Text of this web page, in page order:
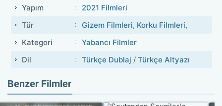
çok tanımayı istemektedir. Fakat Margot buraya
da öğrenmeye gelmiştir ve bu yüzden de dostları ile
birlikte araştırmalarına da hemen başlamıştır. Margot
araştırmalarında çok derine inmeden ilk etapta
annesinin mektuplarını bulur. Kime yazıldığı meçhul
kaçmaktan bahsetmektedir. Margot’ın ise bu durum
hiç hoşuna gitmemiştir ancak oradan hemen
ayrılması gerektiğinin de işareti olduğunu anlamıştır.
Yapım
2021 Filmleri
Tür
Gizem Filmleri, Korku Filmleri,
Kategori
Yabancı Filmler
Dil
Türkçe Dublaj / Türkçe Altyazı
Benzer Filmler